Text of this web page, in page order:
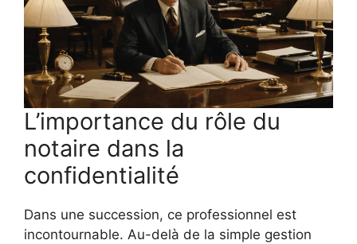
L’importance du rôle du
notaire dans la
confidentialité
Dans une succession, ce professionnel est
incontournable. Au-delà de la simple gestion